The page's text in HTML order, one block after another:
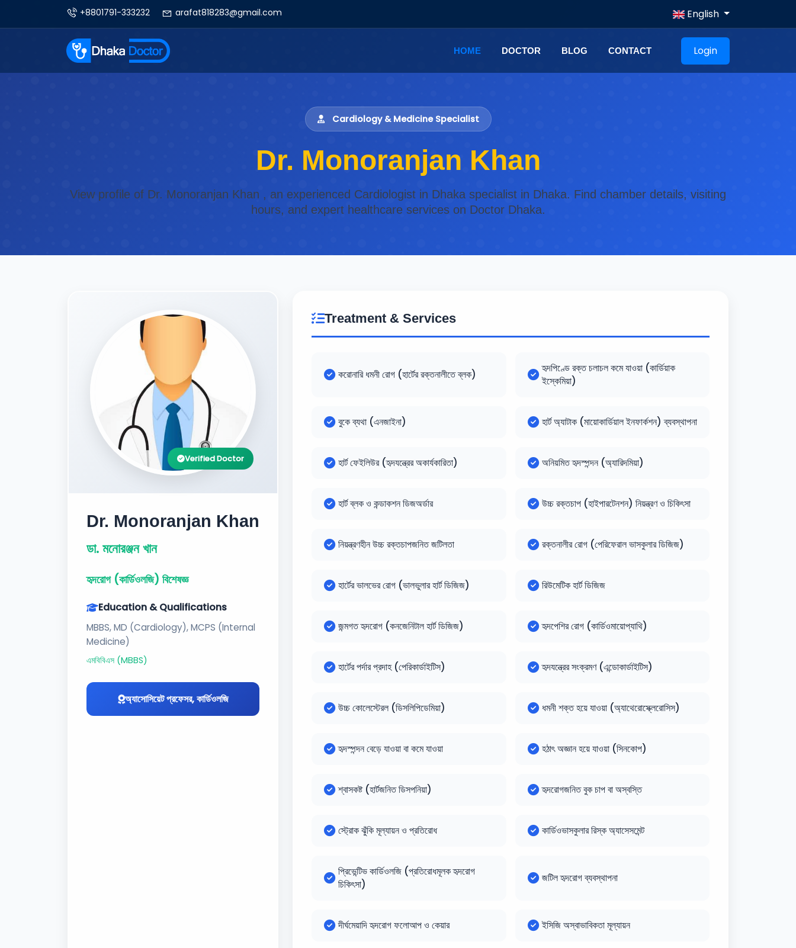
+8801791-333232 arafat818283@gmail.com English
HOME DOCTOR BLOG CONTACT Login
Cardiology & Medicine Specialist
Dr. Monoranjan Khan
View profile of Dr. Monoranjan Khan , an experienced Cardiologist in Dhaka specialist in Dhaka. Find chamber details, visiting
hours, and expert healthcare services on Doctor Dhaka.
Verified Doctor
Dr. Monoranjan Khan
ডা. মনোরঞ্জন খান
হৃদরোগ (কার্ডিওলজি) বিশেষজ্ঞ
Education & Qualifications
MBBS, MD (Cardiology), MCPS (Internal
Medicine)
এমবিবিএস (MBBS)
অ্যাসোসিয়েট প্রফেসর, কার্ডিওলজি
Treatment & Services
করোনারি ধমনী রোগ (হার্টের রক্তনালীতে ব্লক)
হৃদপিণ্ডে রক্ত চলাচল কমে যাওয়া (কার্ডিয়াক
ইস্কেমিয়া)
বুকে ব্যথা (এনজাইনা) হার্ট অ্যাটাক (মায়োকার্ডিয়াল ইনফার্কশন) ব্যবস্থাপনা
হার্ট ফেইলিউর (হৃদযন্ত্রের অকার্যকারিতা) অনিয়মিত হৃদস্পন্দন (অ্যারিদমিয়া)
হার্ট ব্লক ও কন্ডাকশন ডিজঅর্ডার উচ্চ রক্তচাপ (হাইপারটেনশন) নিয়ন্ত্রণ ও চিকিৎসা
নিয়ন্ত্রণহীন উচ্চ রক্তচাপজনিত জটিলতা রক্তনালীর রোগ (পেরিফেরাল ভাসকুলার ডিজিজ)
হার্টের ভালভের রোগ (ভালভুলার হার্ট ডিজিজ) রিউমেটিক হার্ট ডিজিজ
জন্মগত হৃদরোগ (কনজেনিটাল হার্ট ডিজিজ) হৃদপেশির রোগ (কার্ডিওমায়োপ্যাথি)
হার্টের পর্দার প্রদাহ (পেরিকার্ডাইটিস) হৃদযন্ত্রের সংক্রমণ (এন্ডোকার্ডাইটিস)
উচ্চ কোলেস্টেরল (ডিসলিপিডেমিয়া) ধমনী শক্ত হয়ে যাওয়া (অ্যাথেরোস্ক্লেরোসিস)
হৃদস্পন্দন বেড়ে যাওয়া বা কমে যাওয়া হঠাৎ অজ্ঞান হয়ে যাওয়া (সিনকোপ)
শ্বাসকষ্ট (হার্টজনিত ডিসপনিয়া) হৃদরোগজনিত বুক চাপ বা অস্বস্তি
স্ট্রোক ঝুঁকি মূল্যায়ন ও প্রতিরোধ কার্ডিওভাসকুলার রিস্ক অ্যাসেসমেন্ট
প্রিভেন্টিভ কার্ডিওলজি (প্রতিরোধমূলক হৃদরোগ
চিকিৎসা)
জটিল হৃদরোগ ব্যবস্থাপনা
দীর্ঘমেয়াদি হৃদরোগ ফলোআপ ও কেয়ার ইসিজি অস্বাভাবিকতা মূল্যায়ন